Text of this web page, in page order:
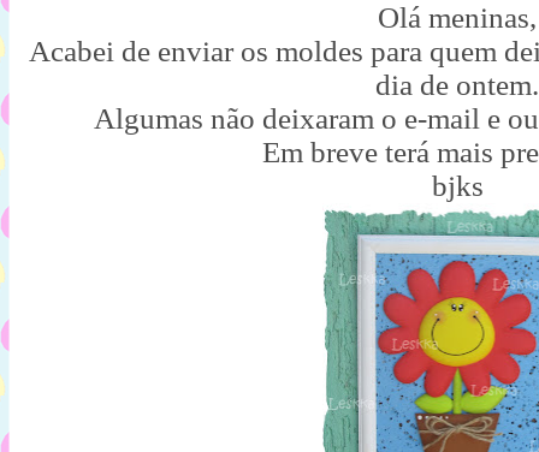
Olá meninas,
Acabei de enviar os moldes para quem
dia de ontem.
Algumas não deixaram o e-mail e
Em breve terá mais
bjks